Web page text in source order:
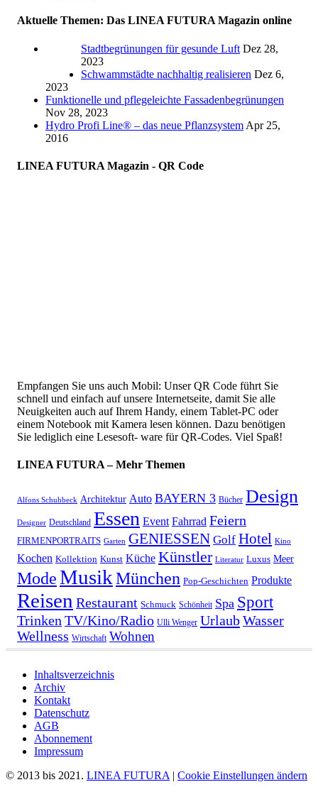
Aktuelle Themen: Das LINEA FUTURA Magazin online
Stadtbegrünungen für gesunde Luft Dez 28,
2023
Schwammstädte nachhaltig realisieren Dez 6,
2023
Funktionelle und pflegeleichte Fassadenbegrünungen
Nov 28, 2023
Hydro Profi Line® – das neue Pflanzsystem Apr 25,
2016
LINEA FUTURA Magazin - QR Code
Empfangen Sie uns auch Mobil: Unser QR Code führt Sie
schnell und einfach auf unsere Internetseite, damit Sie alle
Neuigkeiten auch auf Ihrem Handy, einem Tablet-PC oder
einem Notebook mit Kamera lesen können. Dazu benötigen
Sie lediglich eine Lesesoft- ware für QR-Codes. Viel Spaß!
LINEA FUTURA – Mehr Themen
Alfons Schuhbeck Architektur Auto BAYERN 3 Bücher Design
Designer Deutschland Essen Event Fahrrad Feiern
FIRMENPORTRAITS Garten GENIESSEN Golf Hotel Kino
Kochen Kollektion Kunst Küche Künstler Literatur Luxus Meer
ModeMusikMünchen Pop-Geschichten Produkte
Reisen Restaurant Schmuck Schönheit Spa Sport
TrinkenTV/Kino/Radio Ulli Wenger UrlaubWasser
Wellness Wirtschaft Wohnen
Inhaltsverzeichnis
Archiv
Kontakt
Datenschutz
AGB
Abonnement
Impressum
© 2013 bis 2021. LINEA FUTURA| Cookie Einstellungen ändern